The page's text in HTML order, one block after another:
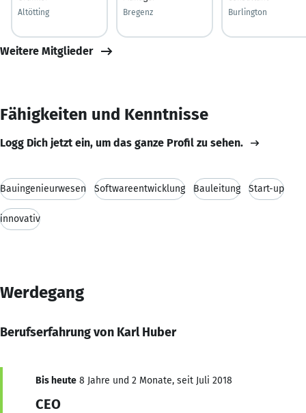
Altötting
Bregenz
Burlington
Weitere Mitglieder
Fähigkeiten und Kenntnisse
Logg Dich jetzt ein, um das ganze Profil zu sehen.
Bauingenieurwesen Softwareentwicklung Bauleitung Start-up
innovativ
Werdegang
Berufserfahrung von Karl Huber
Bis heute 8 Jahre und 2 Monate, seit Juli 2018
CEO